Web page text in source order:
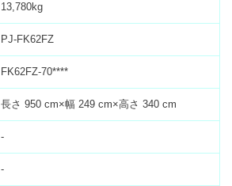
13,780kg
PJ-FK62FZ
FK62FZ-70****
長さ 950 cm×幅 249 cm×高さ 340 cm
-
-